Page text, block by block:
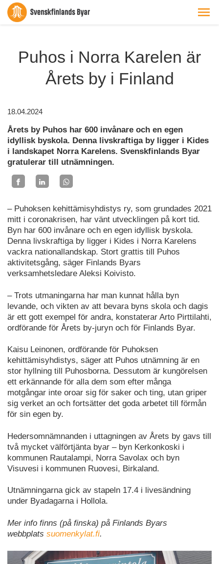
Puhos i Norra Karelen är
Årets by i Finland
18.04.2024
Årets by Puhos har 600 invånare och en egen
idyllisk byskola. Denna livskraftiga by ligger i Kides
i landskapet Norra Karelens. Svenskfinlands Byar
gratulerar till utnämningen.
– Puhoksen kehittämisyhdistys ry, som grundades 2021
mitt i coronakrisen, har vänt utvecklingen på kort tid.
Byn har 600 invånare och en egen idyllisk byskola.
Denna livskraftiga by ligger i Kides i Norra Karelens
vackra nationallandskap. Stort grattis till Puhos
aktivitetsgång, säger Finlands Byars
verksamhetsledare Aleksi Koivisto.
– Trots utmaningarna har man kunnat hålla byn
levande, och vikten av att bevara byns skola och dagis
är ett gott exempel för andra, konstaterar Arto Pirttilahti,
ordförande för Årets by-juryn och för Finlands Byar.
Kaisu Leinonen, ordförande för Puhoksen
kehittämisyhdistys, säger att Puhos utnämning är en
stor hyllning till Puhosborna. Dessutom är kungörelsen
ett erkännande för alla dem som efter många
motgångar inte oroar sig för saker och ting, utan griper
sig verket an och fortsätter det goda arbetet till förmån
för sin egen by.
Hedersomnämnanden i uttagningen av Årets by gavs till
två mycket välförtjänta byar – byn Kerkonkoski i
kommunen Rautalampi, Norra Savolax och byn
Visuvesi i kommunen Ruovesi, Birkaland.
Utnämningarna gick av stapeln 17.4 i livesändning
under Byadagarna i Hollola.
Mer info finns (på finska) på Finlands Byars
webbplats suomenkylat.fi.